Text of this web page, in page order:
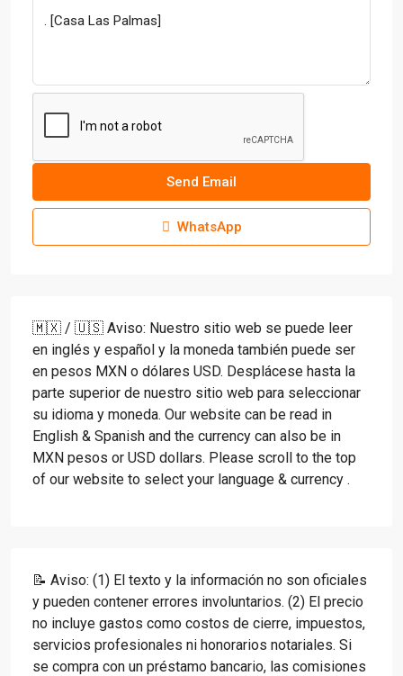
Send Email
WhatsApp
🇲🇽 / 🇺🇸 Aviso: Nuestro sitio web se puede leer
en inglés y español y la moneda también puede ser
en pesos MXN o dólares USD. Desplácese hasta la
parte superior de nuestro sitio web para seleccionar
su idioma y moneda. Our website can be read in
English & Spanish and the currency can also be in
MXN pesos or USD dollars. Please scroll to the top
of our website to select your language & currency .
📝 Aviso: (1) El texto y la información no son oficiales
y pueden contener errores involuntarios. (2) El precio
no incluye gastos como costos de cierre, impuestos,
servicios profesionales ni honorarios notariales. Si
se compra con un préstamo bancario, las comisiones